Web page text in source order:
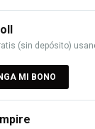
(sin depósito)
MI BONO